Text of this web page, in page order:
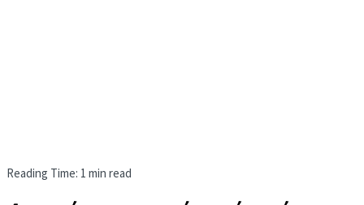
Reading Time: 1 min read